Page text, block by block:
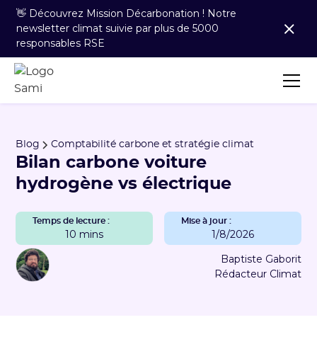
👋 Découvrez Mission Décarbonation ! Notre
newsletter climat suivie par plus de 5000
responsables RSE
Blog Comptabilité carbone et stratégie climat
Bilan carbone voiture
hydrogène vs électrique
Temps de lecture :
10 mins
Mise à jour :
1/8/2026
Baptiste Gaborit
Rédacteur Climat